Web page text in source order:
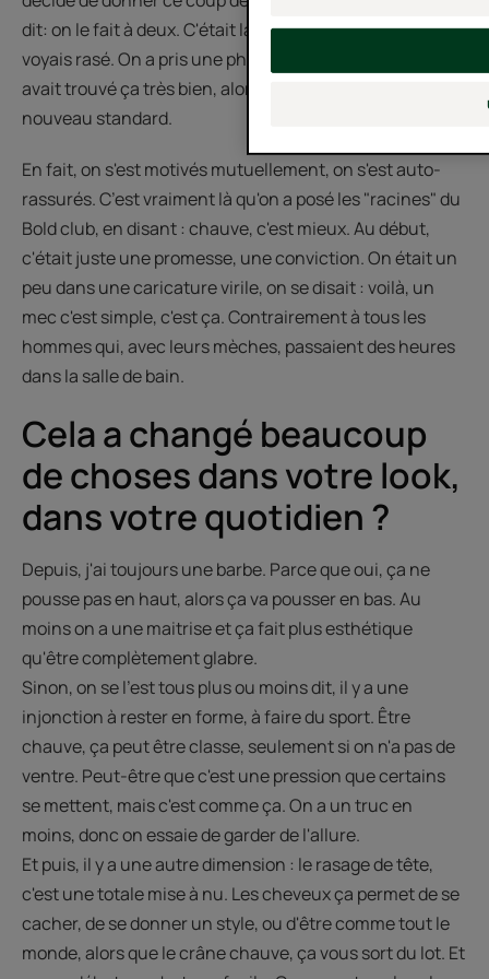
dit: on le fait à deux. C'était la première fois que je me
voyais rasé. On a pris une photo. Ma copine de l'époque
avait trouvé ça très bien, alors on s'est dit : ok c'est le
nouveau standard.
En fait, on s'est motivés mutuellement, on s'est auto-
rassurés. C’est vraiment là qu'on a posé les "racines" du
Bold club, en disant : chauve, c'est mieux. Au début,
c'était juste une promesse, une conviction. On était un
peu dans une caricature virile, on se disait : voilà, un
mec c'est simple, c'est ça. Contrairement à tous les
hommes qui, avec leurs mèches, passaient des heures
dans la salle de bain.
Cela a changé beaucoup
de choses dans votre look,
dans votre quotidien ?
Depuis, j'ai toujours une barbe. Parce que oui, ça ne
pousse pas en haut, alors ça va pousser en bas. Au
moins on a une maitrise et ça fait plus esthétique
qu'être complètement glabre.
Sinon, on se l'est tous plus ou moins dit, il y a une
injonction à rester en forme, à faire du sport. Être
chauve, ça peut être classe, seulement si on n'a pas de
ventre. Peut-être que c'est une pression que certains
se mettent, mais c'est comme ça. On a un truc en
moins, donc on essaie de garder de l'allure.
Et puis, il y a une autre dimension : le rasage de tête,
c'est une totale mise à nu. Les cheveux ça permet de se
cacher, de se donner un style, ou d'être comme tout le
monde, alors que le crâne chauve, ça vous sort du lot. Et